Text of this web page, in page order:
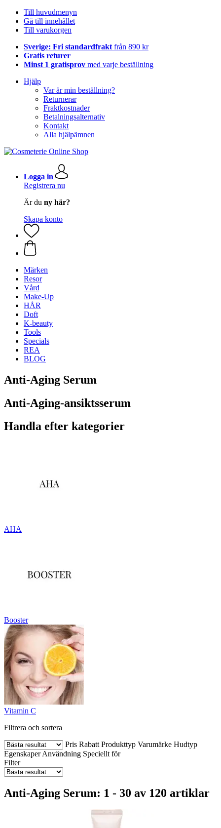
Till huvudmenyn
Gå till innehållet
Till varukorgen
Sverige: Fri standardfrakt från 890 kr
Gratis returer
Minst 1 gratisprov med varje beställning
Hjälp
Var är min beställning?
Returnerar
Fraktkostnader
Betalningsalternativ
Kontakt
Alla hjälpämnen
Logga in
Registrera nu
Är du ny här?
Skapa konto
Märken
Resor
Vård
Make-Up
HÅR
Doft
K-beauty
Tools
Specials
REA
BLOG
Anti-Aging Serum
Anti-Aging-ansiktsserum
Handla efter kategorier
AHA
Booster
Vitamin C
Filtrera och sortera
Pris Rabatt Produkttyp Varumärke Hudtyp
Egenskaper Användning Speciellt för
Filter
Anti-Aging Serum: 1 - 30 av 120 artiklar